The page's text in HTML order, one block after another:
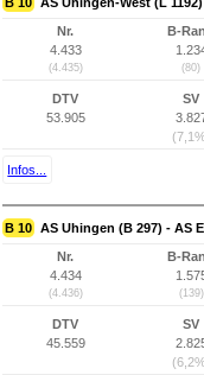
Nr.
4.433
(4.435)
B-
(80)
DTV
53.905
SV
Infos...
B 10 AS Uhingen (B 297) - AS
Nr.
4.434
(4.436)
B-
(139)
DTV
45.559
SV